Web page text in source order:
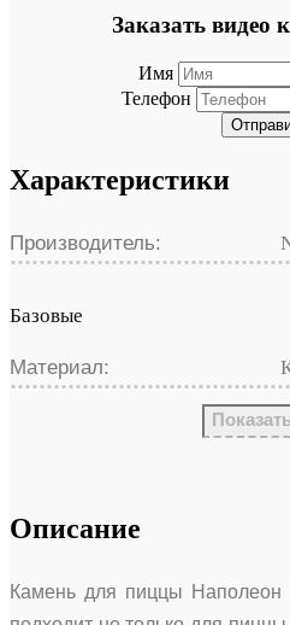
Заказать видео
Имя
Телефон
Характеристики
Производитель:
Базовые
Материал:
Описание
Камень для пиццы Наполеон